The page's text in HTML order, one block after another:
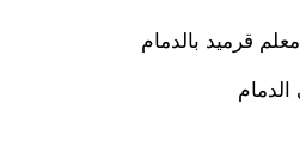
معلم قرميد بالدمام